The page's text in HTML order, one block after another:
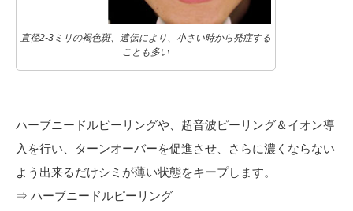
直径2-3ミリの褐色斑、遺伝により、小さい時から発症する
ことも多い
ハーブニードルピーリングや、超音波ピーリング＆イオン導
入を行い、ターンオーバーを促進させ、さらに濃くならない
よう出来るだけシミが薄い状態をキープします。
⇒ ハーブニードルピーリング